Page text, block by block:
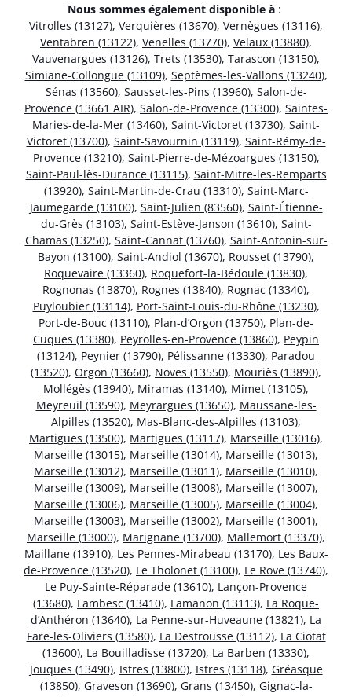
Nous sommes également disponible à :
Vitrolles (13127), Verquières (13670), Vernègues (13116),
Ventabren (13122), Venelles (13770), Velaux (13880),
Vauvenargues (13126), Trets (13530), Tarascon (13150),
Simiane-Collongue (13109), Septèmes-les-Vallons (13240),
Sénas (13560), Sausset-les-Pins (13960), Salon-de-
Provence (13661 AIR), Salon-de-Provence (13300), Saintes-
Maries-de-la-Mer (13460), Saint-Victoret (13730), Saint-
Victoret (13700), Saint-Savournin (13119), Saint-Rémy-de-
Provence (13210), Saint-Pierre-de-Mézoargues (13150),
Saint-Paul-lès-Durance (13115), Saint-Mitre-les-Remparts
(13920), Saint-Martin-de-Crau (13310), Saint-Marc-
Jaumegarde (13100), Saint-Julien (83560), Saint-Étienne-
du-Grès (13103), Saint-Estève-Janson (13610), Saint-
Chamas (13250), Saint-Cannat (13760), Saint-Antonin-sur-
Bayon (13100), Saint-Andiol (13670), Rousset (13790),
Roquevaire (13360), Roquefort-la-Bédoule (13830),
Rognonas (13870), Rognes (13840), Rognac (13340),
Puyloubier (13114), Port-Saint-Louis-du-Rhône (13230),
Port-de-Bouc (13110), Plan-d’Orgon (13750), Plan-de-
Cuques (13380), Peyrolles-en-Provence (13860), Peypin
(13124), Peynier (13790), Pélissanne (13330), Paradou
(13520), Orgon (13660), Noves (13550), Mouriès (13890),
Mollégès (13940), Miramas (13140), Mimet (13105),
Meyreuil (13590), Meyrargues (13650), Maussane-les-
Alpilles (13520), Mas-Blanc-des-Alpilles (13103),
Martigues (13500), Martigues (13117), Marseille (13016),
Marseille (13015), Marseille (13014), Marseille (13013),
Marseille (13012), Marseille (13011), Marseille (13010),
Marseille (13009), Marseille (13008), Marseille (13007),
Marseille (13006), Marseille (13005), Marseille (13004),
Marseille (13003), Marseille (13002), Marseille (13001),
Marseille (13000), Marignane (13700), Mallemort (13370),
Maillane (13910), Les Pennes-Mirabeau (13170), Les Baux-
de-Provence (13520), Le Tholonet (13100), Le Rove (13740),
Le Puy-Sainte-Réparade (13610), Lançon-Provence
(13680), Lambesc (13410), Lamanon (13113), La Roque-
d’Anthéron (13640), La Penne-sur-Huveaune (13821), La
Fare-les-Oliviers (13580), La Destrousse (13112), La Ciotat
(13600), La Bouilladisse (13720), La Barben (13330),
Jouques (13490), Istres (13800), Istres (13118), Gréasque
(13850), Graveson (13690), Grans (13450), Gignac-la-